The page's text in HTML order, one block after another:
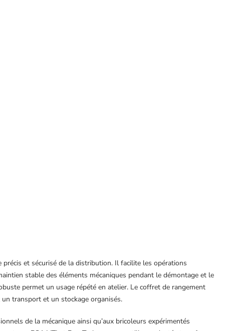
précis et sécurisé de la distribution. Il facilite les opérations
stable des éléments mécaniques pendant le démontage et le
permet un usage répété en atelier. Le coffret de rangement
transport et un stockage organisés.
de la mécanique ainsi qu’aux bricoleurs expérimentés